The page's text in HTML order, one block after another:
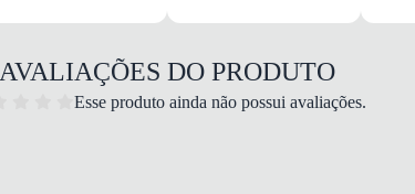
AVALIAÇÕES DO PRODUTO
Esse produto ainda não possui avaliações.